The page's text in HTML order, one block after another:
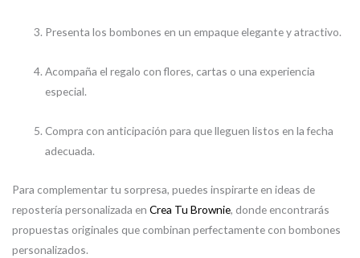
Presenta los bombones en un empaque elegante y atractivo.
Acompaña el regalo con flores, cartas o una experiencia
especial.
Compra con anticipación para que lleguen listos en la fecha
adecuada.
Para complementar tu sorpresa, puedes inspirarte en ideas de
repostería personalizada en Crea Tu Brownie, donde encontrarás
propuestas originales que combinan perfectamente con bombones
personalizados.